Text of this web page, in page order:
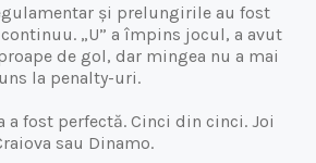
și prelungirile au fost
„U” a împins jocul, a avut
de gol, dar mingea nu a mai
la penalty-uri.
a fost perfectă. Cinci din cinci. Joi
sau Dinamo.